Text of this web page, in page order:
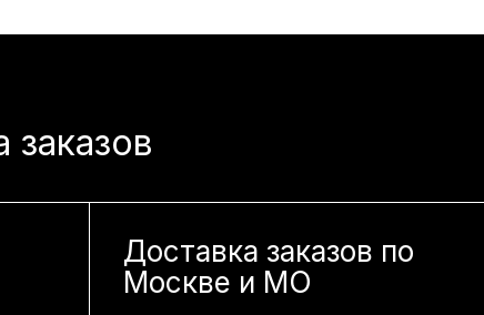
заказов
Доставка заказов по
Москве и МО